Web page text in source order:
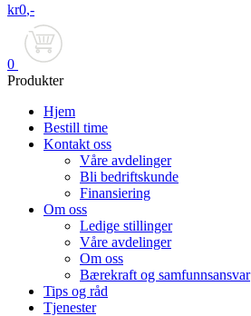
kr0,-
0
Produkter
Hjem
Bestill time
Kontakt oss
Våre avdelinger
Bli bedriftskunde
Finansiering
Om oss
Ledige stillinger
Våre avdelinger
Om oss
Bærekraft og samfunnsansvar
Tips og råd
Tjenester